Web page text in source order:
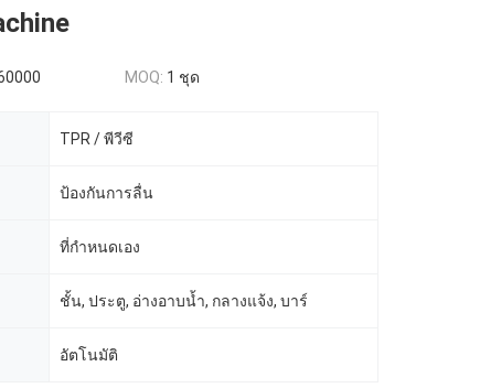
MOQ: 1 ชุด
TPR / พีวีซี
ป้องกันการลื่น
ที่กำหนดเอง
ชั้น, ประตู, อ่างอาบน้ำ, กลางแจ้ง, บาร์
อัตโนมัติ